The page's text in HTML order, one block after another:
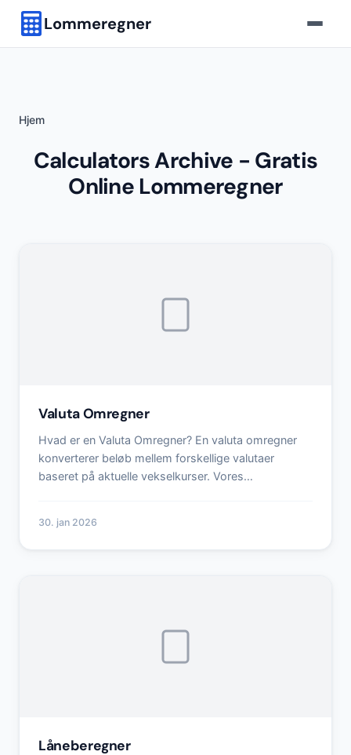
Lommeregner
Hjem
Calculators Archive - Gratis
Online Lommeregner
Valuta Omregner
Hvad er en Valuta Omregner? En valuta omregner
konverterer beløb mellem forskellige valutaer
baseret på aktuelle vekselkurser. Vores…
30. jan 2026
Låneberegner